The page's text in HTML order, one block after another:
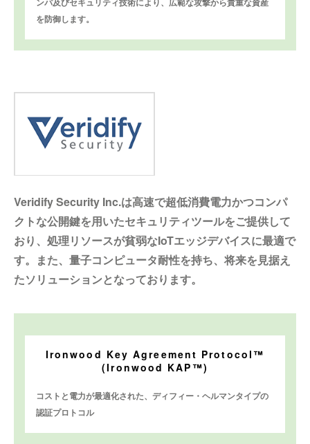
を防御します。
Veridify Security Inc.は高速で超低消費電力かつコンパ
クトな公開鍵を用いたセキュリティツールをご提供して
おり、処理リソースが貧弱なIoTエッジデバイスに最適で
す。また、量子コンピュータ耐性を持ち、将来を見据え
たソリューションとなっております。
Ironwood Key Agreement Protocol™
(Ironwood KAP™)
コストと電力が最適化された、ディフィー・ヘルマンタイプの
認証プロトコル